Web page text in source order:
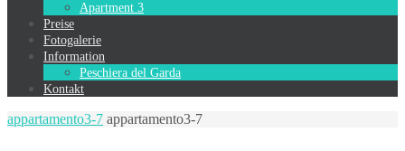
Apartment 3
Preise
Fotogalerie
Information
Peschiera del Garda
Kontakt
appartamento3-7 appartamento3-7